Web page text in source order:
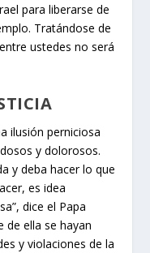
para liberarse de
Tratándose de
ustedes no será
ilusión perniciosa
y dolorosos.
y deba hacer lo que
es idea
dice el Papa
de ella se hayan
y violaciones de la